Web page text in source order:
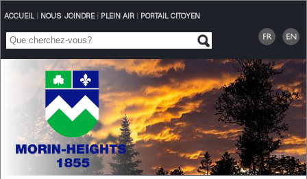
ACCUEIL| NOUS JOINDRE| PLEIN AIR| PORTAIL CITOYEN